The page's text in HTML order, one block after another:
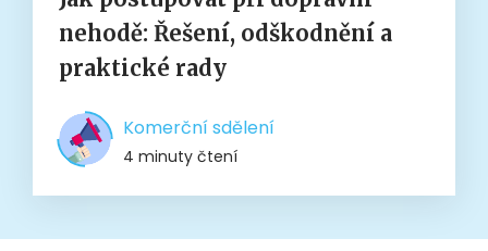
nehodě: Řešení, odškodnění a
praktické rady
Komerční sdělení
4 minuty čtení